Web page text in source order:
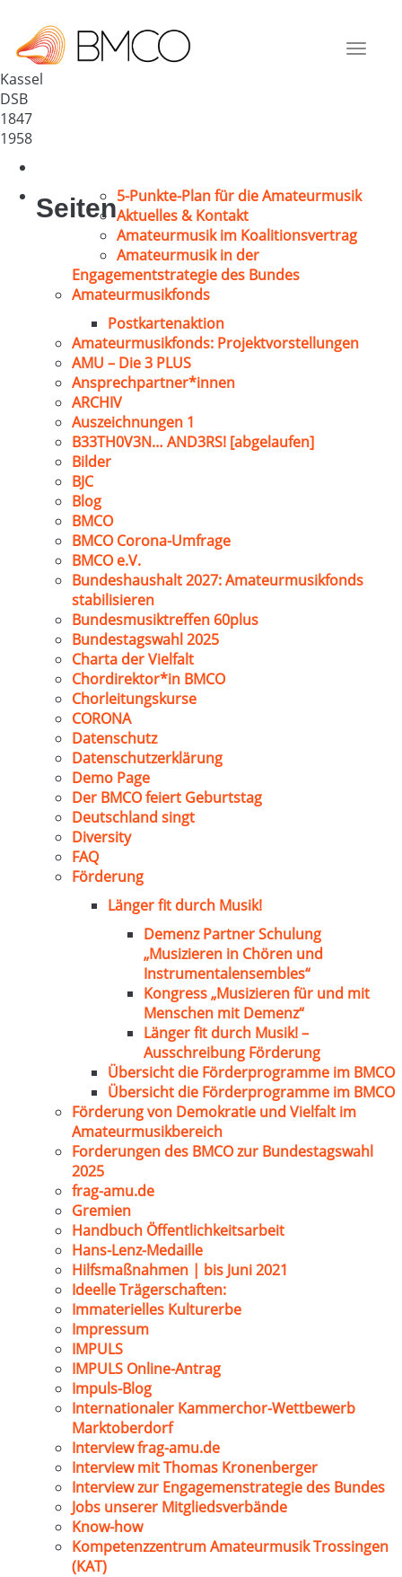
Toggle
Deutschland
34117
Kassel
DSB
1847
1958
Seiten5-Punkte-Plan für die Amateurmusik
Aktuelles & Kontakt
Amateurmusik im Koalitionsvertrag
Amateurmusik in der
Engagementstrategie des Bundes
Amateurmusikfonds
Postkartenaktion
Amateurmusikfonds: Projektvorstellungen
AMU – Die 3 PLUS
Ansprechpartner*innen
ARCHIV
Auszeichnungen 1
B33TH0V3N… AND3RS! [abgelaufen]
Bilder
BJC
Blog
BMCO
BMCO Corona-Umfrage
BMCO e.V.
Bundeshaushalt 2027: Amateurmusikfonds
stabilisieren
Bundesmusiktreffen 60plus
Bundestagswahl 2025
Charta der Vielfalt
Chordirektor*in BMCO
Chorleitungskurse
CORONA
Datenschutz
Datenschutzerklärung
Demo Page
Der BMCO feiert Geburtstag
Deutschland singt
Diversity
FAQ
Förderung
Länger fit durch Musik!
Demenz Partner Schulung
„Musizieren in Chören und
Instrumentalensembles“
Kongress „Musizieren für und mit
Menschen mit Demenz“
Länger fit durch Musik! –
Ausschreibung Förderung
Übersicht die Förderprogramme im BMCO
Übersicht die Förderprogramme im BMCO
Förderung von Demokratie und Vielfalt im
Amateurmusikbereich
Forderungen des BMCO zur Bundestagswahl
2025
frag-amu.de
Gremien
Handbuch Öffentlichkeitsarbeit
Hans-Lenz-Medaille
Hilfsmaßnahmen | bis Juni 2021
Ideelle Trägerschaften:
Immaterielles Kulturerbe
Impressum
IMPULS
IMPULS Online-Antrag
Impuls-Blog
Internationaler Kammerchor-Wettbewerb
Marktoberdorf
Interview frag-amu.de
Interview mit Thomas Kronenberger
Interview zur Engagemenstrategie des Bundes
Jobs unserer Mitgliedsverbände
Know-how
Kompetenzzentrum Amateurmusik Trossingen
(KAT)